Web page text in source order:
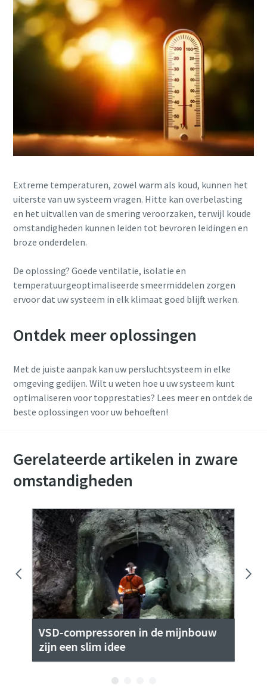
Extreme temperaturen, zowel warm als koud, kunnen het
uiterste van uw systeem vragen. Hitte kan overbelasting
en het uitvallen van de smering veroorzaken, terwijl koude
omstandigheden kunnen leiden tot bevroren leidingen en
broze onderdelen.
De oplossing? Goede ventilatie, isolatie en
temperatuurgeoptimaliseerde smeermiddelen zorgen
ervoor dat uw systeem in elk klimaat goed blijft werken.
Ontdek meer oplossingen
Met de juiste aanpak kan uw persluchtsysteem in elke
omgeving gedijen. Wilt u weten hoe u uw systeem kunt
optimaliseren voor topprestaties? Lees meer en ontdek de
beste oplossingen voor uw behoeften!
Gerelateerde artikelen in zware
omstandigheden
VSD-compressoren in de mijnbouw
zijn een slim idee